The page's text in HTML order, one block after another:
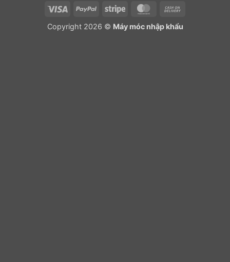
Visa PayPal Stripe MasterCard
Delivery
Copyright 2026 © Máy móc nhập khẩu